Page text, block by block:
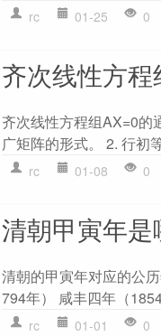
rc 01-25 0
齐次线性方
齐次线性方程组AX=0的
广矩阵的形式。 2. 行初
rc 01-08 0
清朝甲寅年
清朝的甲寅年对应的公
794年） 咸丰四年（
rc 01-01 0